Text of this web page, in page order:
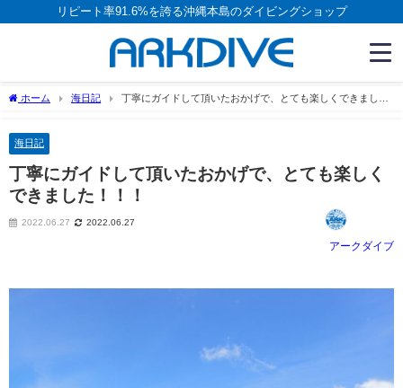
リピート率91.6%を誇る沖縄本島のダイビングショップ
ホーム 海日記
丁寧にガイドして頂いたおかげで、とても楽しくできまし
海日記
丁寧にガイドして頂いたおかげで、とても楽しく
できました！！！
2022.06.27 2022.06.27
アークダイブ